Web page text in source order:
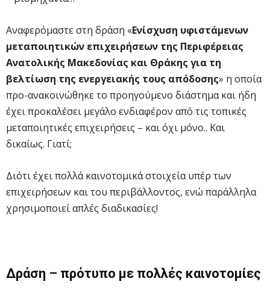
Αναφερόμαστε στη δράση «Ενίσχυση υφιστάμενων
μεταποιητικών επιχειρήσεων της Περιφέρειας
Ανατολικής Μακεδονίας και Θράκης για τη
βελτίωση της ενεργειακής τους απόδοσης» η οποία
προ-ανακοινώθηκε το προηγούμενο διάστημα και ήδη
έχει προκαλέσει μεγάλο ενδιαφέρον από τις τοπικές
μεταποιητικές επιχειρήσεις – και όχι μόνο.. Και
δικαίως. Γιατί;
Διότι έχει πολλά καινοτομικά στοιχεία υπέρ των
επιχειρήσεων και του περιβάλλοντος, ενώ παράλληλα
χρησιμοποιεί απλές διαδικασίες!
Δράση – πρότυπο με πολλές καινοτομίες